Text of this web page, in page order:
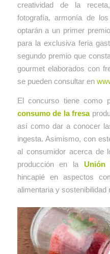
creatividad de la
fotografía, armonía de
optarán a un primer
para la exclusiva feria
segundo premio que
gourmet elaborados con
se pueden consultar en
El concurso tiene como
consumo de la fresa
así como dar a conocer
ingesta. Asimismo, con
al consumidor acerca de
producción en la Unión
hincapié en aspectos
alimentaria y sostenibilidad